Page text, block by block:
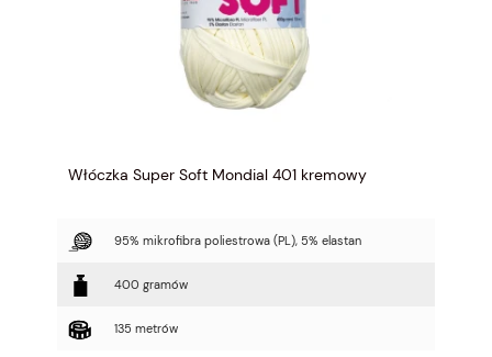
Włóczka Super Soft Mondial 401 kremowy
95% mikrofibra poliestrowa (PL), 5% elastan
400 gramów
135 metrów